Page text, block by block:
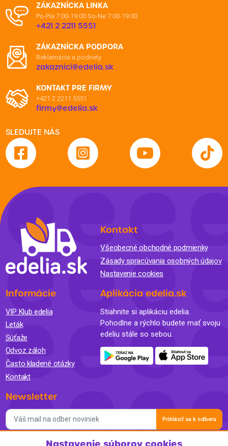
ZÁKAZNÍCKA LINKA
Po-Pia 7:00-19:00 So-Ne 7:00-19:00
+421 2 2211 5551
ZÁKAZNÍCKA PODPORA
Reklamácie a podnety
zakaznici@edelia.sk
KONTAKT PRE FIRMY
+421 2 2211 5551
firmy@edelia.sk
SLEDUJTE NÁS
Kontakt
Všeobecné obchodné podmienky
Zásady spracúvania osobných údajov
Nastavenie cookies
Informácie
VIP Klub edelia
Leták
Súťaže
Odvoz záloh
Často kladené otázky
Kontakt
Aplikácia edelia.sk
Stiahnite si aplikáciu edelia.
Pohodlne a rýchlo budete mať svoju
edeliu stále so sebou.
Newsletter
Prihlásiť sa k odberu
Súhlasím so spracovaním osobných údajov a so zasielaním